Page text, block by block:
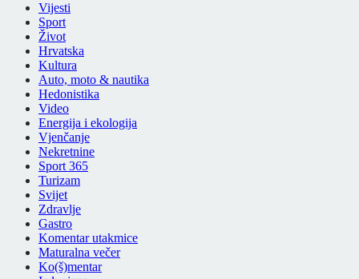
Vijesti
Sport
Život
Hrvatska
Kultura
Auto, moto & nautika
Hedonistika
Video
Energija i ekologija
Vjenčanje
Nekretnine
Sport 365
Turizam
Svijet
Zdravlje
Gastro
Komentar utakmice
Maturalna večer
Ko(š)mentar